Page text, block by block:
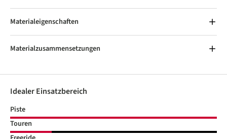
Materialeigenschaften
Materialzusammensetzungen
Idealer Einsatzbereich
Piste
Touren